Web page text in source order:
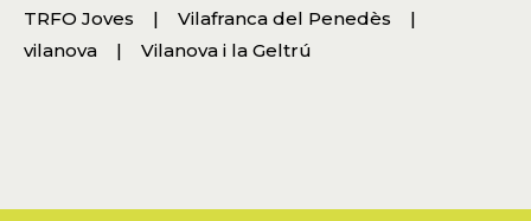
TRFO Joves
Vilafranca del Penedès
vilanova
Vilanova i la Geltrú